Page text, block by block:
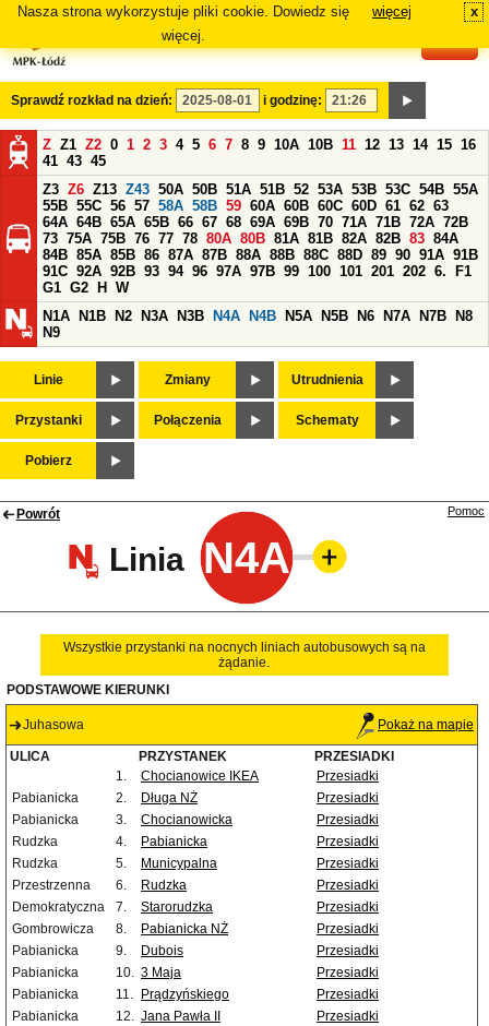
Nasza strona wykorzystuje pliki cookie. Dowiedz się
więcej.
więcej x
Sprawdź rozkład na dzień: i godzinę:
Z Z1 Z2 0 1 2 3 4 5 6 7 8 9 10A 10B 11 12 13 14 15 16
41 43 45
Z3 Z6 Z13 Z43 50A 50B 51A 51B 52 53A 53B 53C 54B 55A
55B 55C 56 57 58A 58B 59 60A 60B 60C 60D 61 62 63
64A 64B 65A 65B 66 67 68 69A 69B 70 71A 71B 72A 72B
73 75A 75B 76 77 78 80A 80B 81A 81B 82A 82B 83 84A
84B 85A 85B 86 87A 87B 88A 88B 88C 88D 89 90 91A 91B
91C 92A 92B 93 94 96 97A 97B 99 100 101 201 202 6.
F1
G1 G2 H
W
N1A
N1B N2 N3A N3B N4A N4B N5A N5B N6 N7A N7B
N8
N9
Linie Zmiany Utrudnienia
Przystanki Połączenia Schematy
Pobierz
Powrót
Linia N4A
Pomoc
Wszystkie przystanki na nocnych liniach autobusowych są na
żądanie.
PODSTAWOWE KIERUNKI
Juhasowa Pokaż na mapie
ULICA PRZYSTANEK
PRZESIADKI
1.
Chocianowice IKEA
Przesiadki
Pabianicka
2. Długa NŻ
Przesiadki
Pabianicka
3. Chocianowicka
Przesiadki
Rudzka
4. Pabianicka
Przesiadki
Rudzka
5. Municypalna
Przesiadki
Przestrzenna
6. Rudzka
Przesiadki
Demokratyczna
7. Starorudzka
Przesiadki
Gombrowicza
8. Pabianicka NŻ
Przesiadki
Pabianicka
9. Dubois
Przesiadki
Pabianicka
10. 3 Maja
Przesiadki
Pabianicka
11. Prądzyńskiego
Przesiadki
Pabianicka
12. Jana Pawła II
Przesiadki